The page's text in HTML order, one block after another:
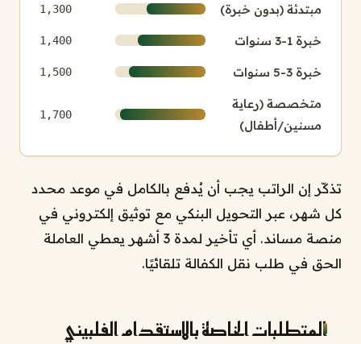
مبتدئة (بدون خبرة) 1,300
خبرة 1-3 سنوات 1,400
خبرة 3-5 سنوات 1,500
متخصصة (رعاية
مسنين/أطفال)
1,700
تذكّر إن الراتب يجب أن يُدفع بالكامل في موعد محدد
كل شهر، عبر التحويل البنكي مع توثيق إلكتروني في
منصة مساند. أي تأخير لمدة 3 أشهر يعطي العاملة
الحق في طلب نقل الكفالة تلقائيًا.
المتطلبات الخاصة بالاستقدام الفلبيني